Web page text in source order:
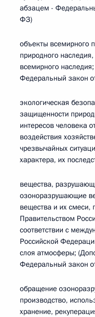
абзацем -
ФЗ)
объекты всемирного
природного
всемирного
Федеральный закон
экологическая
защищенности
интересов человека
воздействия
чрезвычайных
характера, их
вещества,
озоноразрушающие
вещества и их смеси,
Правительством
соответствии с
Российской
слоя атмосферы;
Федеральный закон
обращение
производство,
хранение,